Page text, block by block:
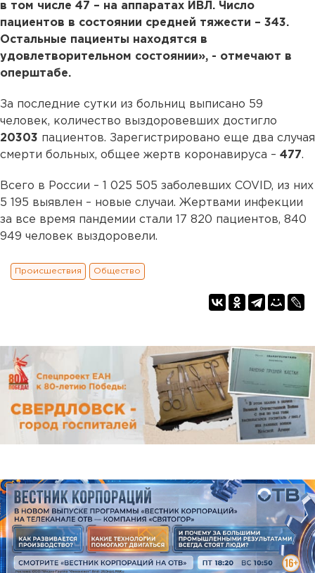
в том числе 47 – на аппаратах ИВЛ. Число
пациентов в состоянии средней тяжести – 343.
Остальные пациенты находятся в
удовлетворительном состоянии», - отмечают в
оперштабе.
За последние сутки из больниц выписано 59
человек, количество выздоровевших достигло
20303 пациентов. Зарегистрировано еще два случая
смерти больных, общее жертв коронавируса – 477.
Всего в России – 1 025 505 заболевших COVID, из них
5 195 выявлен – новые случаи. Жертвами инфекции
за все время пандемии стали 17 820 пациентов, 840
949 человек выздоровели.
Происшествия Общество